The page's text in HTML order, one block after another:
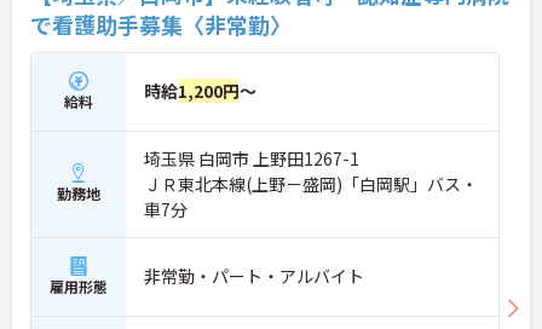
で看護助手募集〈非常勤〉
給料 時給1,200円～
勤務地
埼玉県 白岡市 上野田1267-1
ＪＲ東北本線(上野－盛岡)「白岡駅」バス・
車7分
雇用形態 非常勤・パート・アルバイト